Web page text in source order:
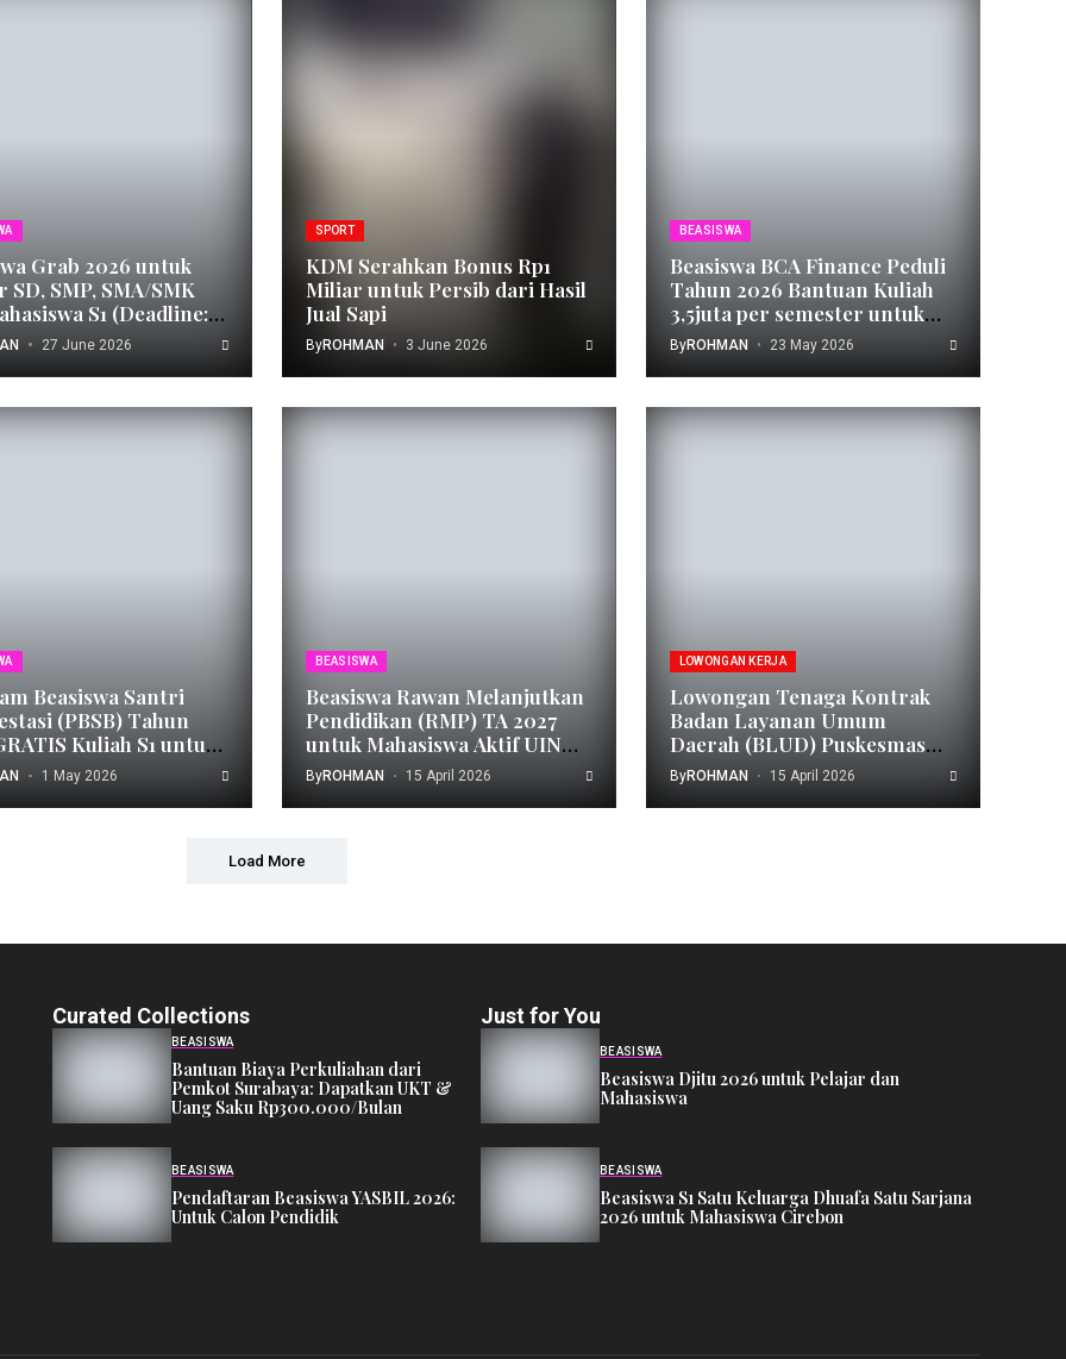
Grab 2026 untuk
SD, SMP, SMA/SMK
S1 (Deadline:
27 June 2026
SPORT
KDM Serahkan Bonus Rp1
Miliar untuk Persib dari Hasil
Jual Sapi
ByROHMAN 3 June 2026
BEASISWA
Beasiswa BCA Finance Peduli
Tahun 2026 Bantuan Kuliah
3,5juta per semester untuk
Mahasiswa S1 / D4 (Deadline:
21 Juni 2026)
ByROHMAN 23 May 2026
Beasiswa Santri
(PBSB) Tahun
Kuliah S1 untuk
1 May 2026
BEASISWA
Beasiswa Rawan Melanjutkan
Pendidikan (RMP) TA 2027
untuk Mahasiswa Aktif UIN
SGD Bandung
ByROHMAN 15 April 2026
LOWONGAN KERJA
Lowongan Tenaga Kontrak
Badan Layanan Umum
Daerah (BLUD) Puskesmas
Cipageran Kota Cimahi
Tahun 2026
ByROHMAN 15 April 2026
Load More
Curated Collections
BEASISWA
Bantuan Biaya Perkuliahan dari
Pemkot Surabaya: Dapatkan UKT &
Uang Saku Rp300.000/Bulan
BEASISWA
Pendaftaran Beasiswa YASBIL 2026:
Untuk Calon Pendidik
Just for You
BEASISWA
Beasiswa Djitu 2026 untuk Pelajar dan
Mahasiswa
BEASISWA
Beasiswa S1 Satu Keluarga Dhuafa Satu Sarjana
2026 untuk Mahasiswa Cirebon